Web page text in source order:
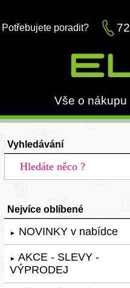
Potřebujete poradit?
Vše o nákupu
Vyhledávání
Nejvíce oblíbené
► NOVINKY v nabídce
► AKCE - SLEVY -
VÝPRODEJ